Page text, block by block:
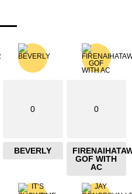
0
BEVERLY
0
GOF WITH
AC